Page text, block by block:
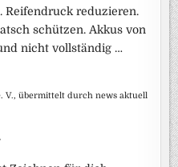
Reifendruck reduzieren.
schützen. Akkus von
nicht vollständig …
V., übermittelt durch news aktuell